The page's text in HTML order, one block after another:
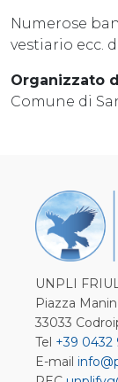
Numerose
vestiario ecc.
Organizzato
Comune di
UNPLI
Piazza
33033
Tel +39
E-mail